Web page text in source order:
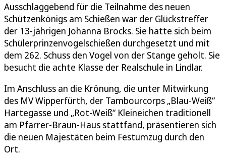
Ausschlaggebend für die Teilnahme des neuen
Schützenkönigs am Schießen war der Glückstreffer
der 13-jährigen Johanna Brocks. Sie hatte sich beim
Schülerprinzenvogelschießen durchgesetzt und mit
dem 262. Schuss den Vogel von der Stange geholt. Sie
besucht die achte Klasse der Realschule in Lindlar.
Im Anschluss an die Krönung, die unter Mitwirkung
des MV Wipperfürth, der Tambourcorps „Blau-Weiß“
Hartegasse und „Rot-Weiß“ Kleineichen traditionell
am Pfarrer-Braun-Haus stattfand, präsentieren sich
die neuen Majestäten beim Festumzug durch den
Ort.